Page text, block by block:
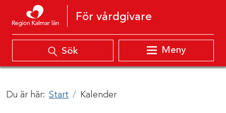
Hoppa till innehåll
För vårdgivare
Sök Meny
Du är här: Start Kalender